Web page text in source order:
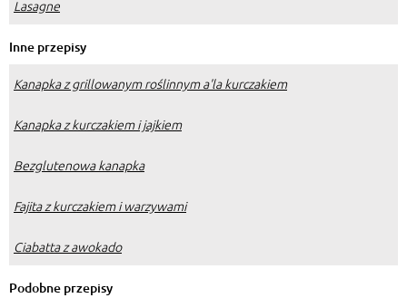
Lasagne
Inne przepisy
Kanapka z grillowanym roślinnym a'la kurczakiem
Kanapka z kurczakiem i jajkiem
Bezglutenowa kanapka
Fajita z kurczakiem i warzywami
Ciabatta z awokado
Podobne przepisy